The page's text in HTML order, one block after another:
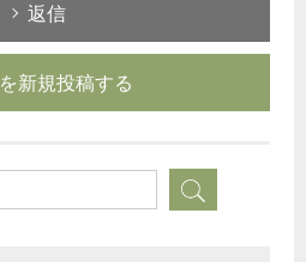
返信
新規投稿する